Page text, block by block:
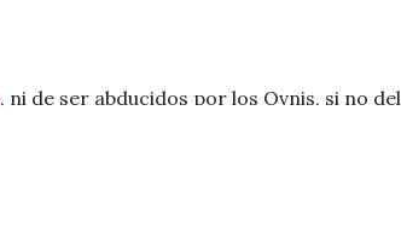
, ni de ser abducidos por los Ovnis, si no del